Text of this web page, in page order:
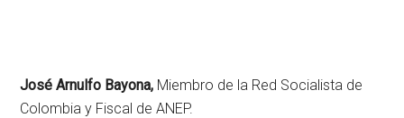
José Arnulfo Bayona, Miembro de la Red Socialista de
Colombia y Fiscal de ANEP.